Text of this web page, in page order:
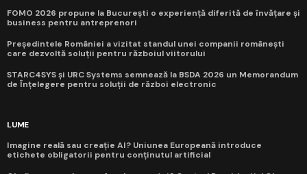
FOMO 2026 propune la București o experiență diferită de învățare și
business pentru antreprenori
Președintele României a vizitat standul unei companii românești
care dezvoltă soluții pentru războiul viitorului
STARC4SYS și URC Systems semnează la BSDA 2026 un Memorandum
de Înțelegere pentru soluții de război electronic
LUME
Imagine reală sau creație AI? Uniunea Europeană introduce
etichete obligatorii pentru conținutul artificial